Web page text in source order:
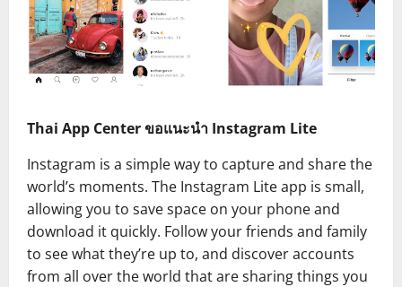
Thai App Center ขอแนะนำ Instagram Lite
Instagram is a simple way to capture and share the
world’s moments. The Instagram Lite app is small,
allowing you to save space on your phone and
download it quickly. Follow your friends and family
to see what they’re up to, and discover accounts
from all over the world that are sharing things you